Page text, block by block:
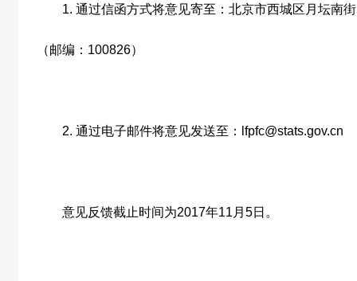
1. 通过信函方式将意见寄至：北京市西城区月坛南街
（邮编： 100826）
2. 通过电子邮件将意见发送至： lfpfc@stats.gov.cn
意见反馈截止时间为2017年11 月 5日。